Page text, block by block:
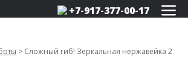
+7-917-377-00-17
> Сложный гиб! Зеркальная нержавейка 2